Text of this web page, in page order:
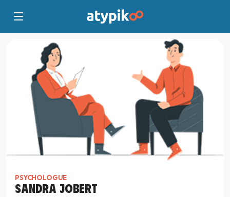
PSYCHOLOGUE
SANDRA JOBERT